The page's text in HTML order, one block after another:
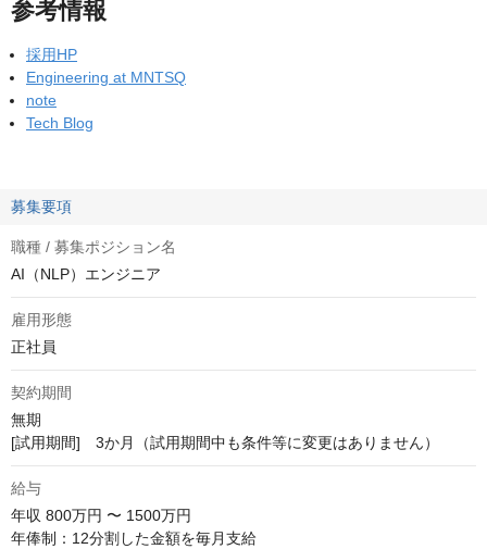
参考情報
採用HP
Engineering at MNTSQ
note
Tech Blog
募集要項
職種 / 募集ポジション名
AI（NLP）エンジニア
雇用形態
正社員
契約期間
無期
[試用期間]　3か月（試用期間中も条件等に変更はありません）
給与
年収 800万円 〜 1500万円
年俸制：12分割した金額を毎月支給